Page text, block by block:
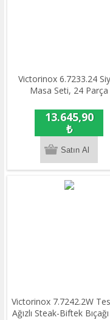
Victorinox 6.7233.24
Masa Seti, 24 Parça
13.645,90
₺
Victorinox 7.7242.2W
Ağızlı Steak-Biftek